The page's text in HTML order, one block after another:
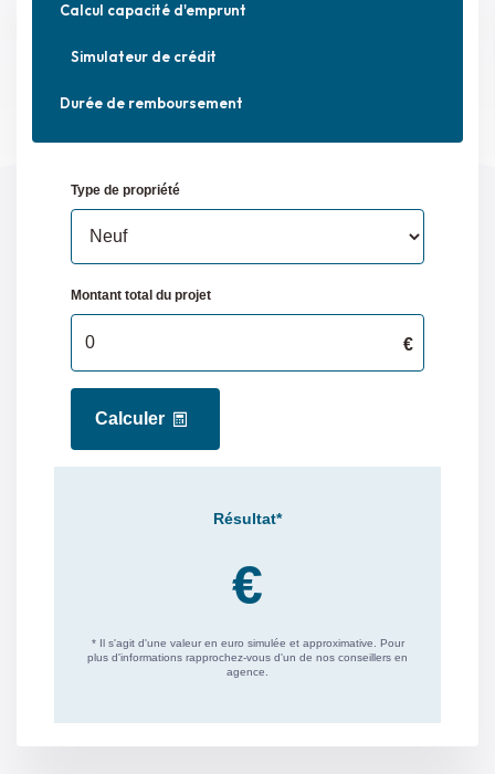
Calcul capacité d'emprunt
Simulateur de crédit
Durée de remboursement